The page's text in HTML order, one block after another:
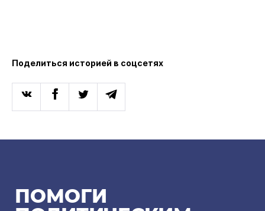
Поделиться историей в соцсетях
ПОМОГИ